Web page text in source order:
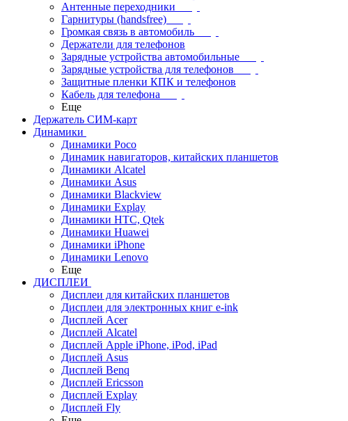
Антенные переходники
Гарнитуры (handsfree)
Громкая связь в автомобиль
Держатели для телефонов
Зарядные устройства автомобильные
Зарядные устройства для телефонов
Защитные пленки КПК и телефонов
Кабель для телефона
Еще
Держатель СИМ-карт
Динамики
Динамики Poco
Динамик навигаторов, китайских планшетов
Динамики Alcatel
Динамики Asus
Динамики Blackview
Динамики Explay
Динамики HTC, Qtek
Динамики Huawei
Динамики iPhone
Динамики Lenovo
Еще
ДИСПЛЕИ
Дисплеи для китайских планшетов
Дисплеи для электронных книг e-ink
Дисплей Acer
Дисплей Alcatel
Дисплей Apple iPhone, iPod, iPad
Дисплей Asus
Дисплей Benq
Дисплей Ericsson
Дисплей Explay
Дисплей Fly